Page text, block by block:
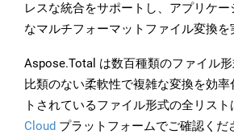
レスな統合をサポートし、アプリケ
なマルチフォーマットファイル変換を
Aspose.Total は数百種類のファイル形
比類のない柔軟性で複雑な変換を効
トされているファイル形式の全リスト
Cloud プラットフォームでご確認くだ